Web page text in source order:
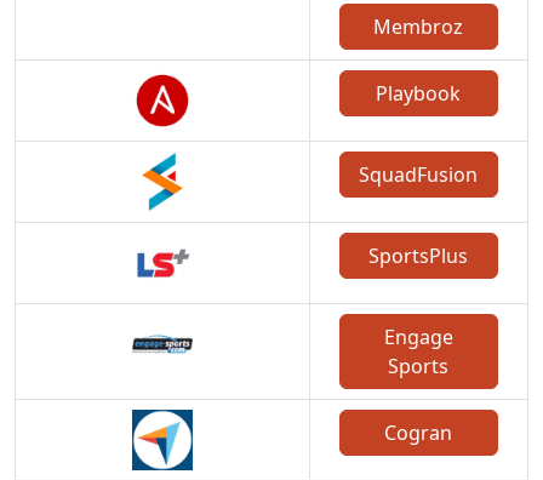
Membroz
Playbook
SquadFusion
SportsPlus
Engage
Sports
Cogran